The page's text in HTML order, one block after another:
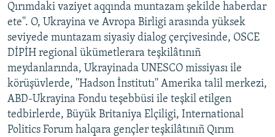
Qırımdaki vaziyet aqqında muntazam şekilde haberdar
ete''. O, Ukrayina ve Avropa Birligi arasında yüksek
seviyede muntazam siyasiy dialog çerçivesinde, OSCE
DİPİH regional ükümetlerara teşkilâtınıñ
meydanlarında, Ukrayinada UNESCO missiyası ile
körüşüvlerde, ''Hadson İnstitutı'' Amerika talil merkezi,
ABD-Ukrayina Fondu teşebbüsi ile teşkil etilgen
tedbirlerde, Büyük Britaniya Elçiligi, International
Politics Forum halqara gençler teşkilâtınıñ Qırım